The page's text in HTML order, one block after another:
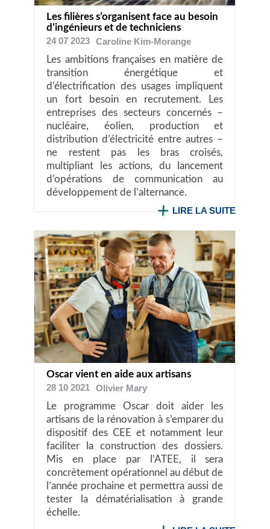
Les filières s’organisent face au besoin
d’ingénieurs et de techniciens
24 07 2023
Caroline Kim-Morange
Les ambitions françaises en matière de
transition énergétique et
d’électrification des usages impliquent
un fort besoin en recrutement. Les
entreprises des secteurs concernés –
nucléaire, éolien, production et
distribution d’électricité entre autres –
ne restent pas les bras croisés,
multipliant les actions, du lancement
d’opérations de communication au
développement de l’alternance.
LIRE LA SUITE
Oscar vient en aide aux artisans
28 10 2021
Olivier Mary
Le programme Oscar doit aider les
artisans de la rénovation à s’emparer du
dispositif des CEE et notamment leur
faciliter la construction des dossiers.
Mis en place par l’ATEE, il sera
concrètement opérationnel au début de
l’année prochaine et permettra aussi de
tester la dématérialisation à grande
échelle.